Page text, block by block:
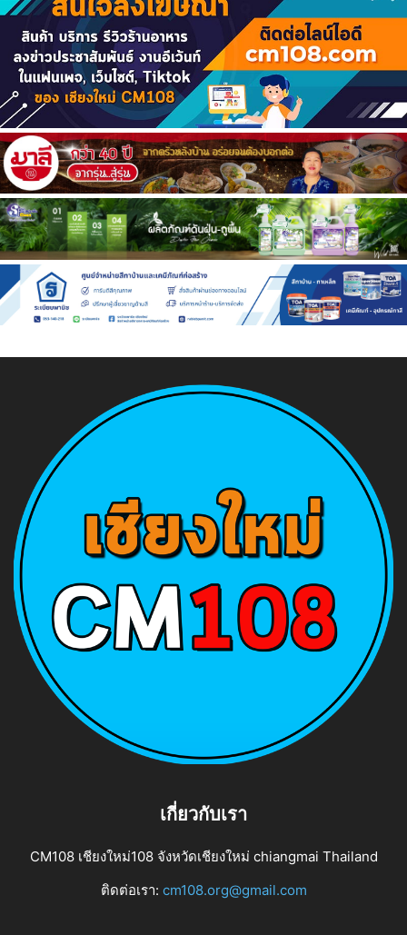
เกี่ยวกับเรา
CM108 เชียงใหม่108 จังหวัดเชียงใหม่ chiangmai Thailand
ติดต่อเรา: cm108.org@gmail.com